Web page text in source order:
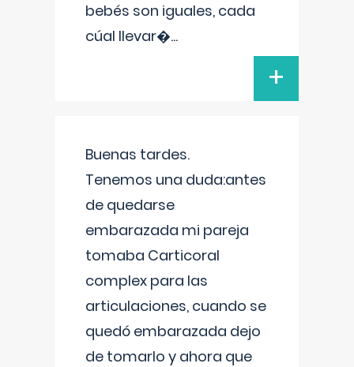
bebés son iguales, cada
cúal llevar�...
+
Buenas tardes.
Tenemos una duda:antes
de quedarse
embarazada mi pareja
tomaba Carticoral
complex para las
articulaciones, cuando se
quedó embarazada dejo
de tomarlo y ahora que